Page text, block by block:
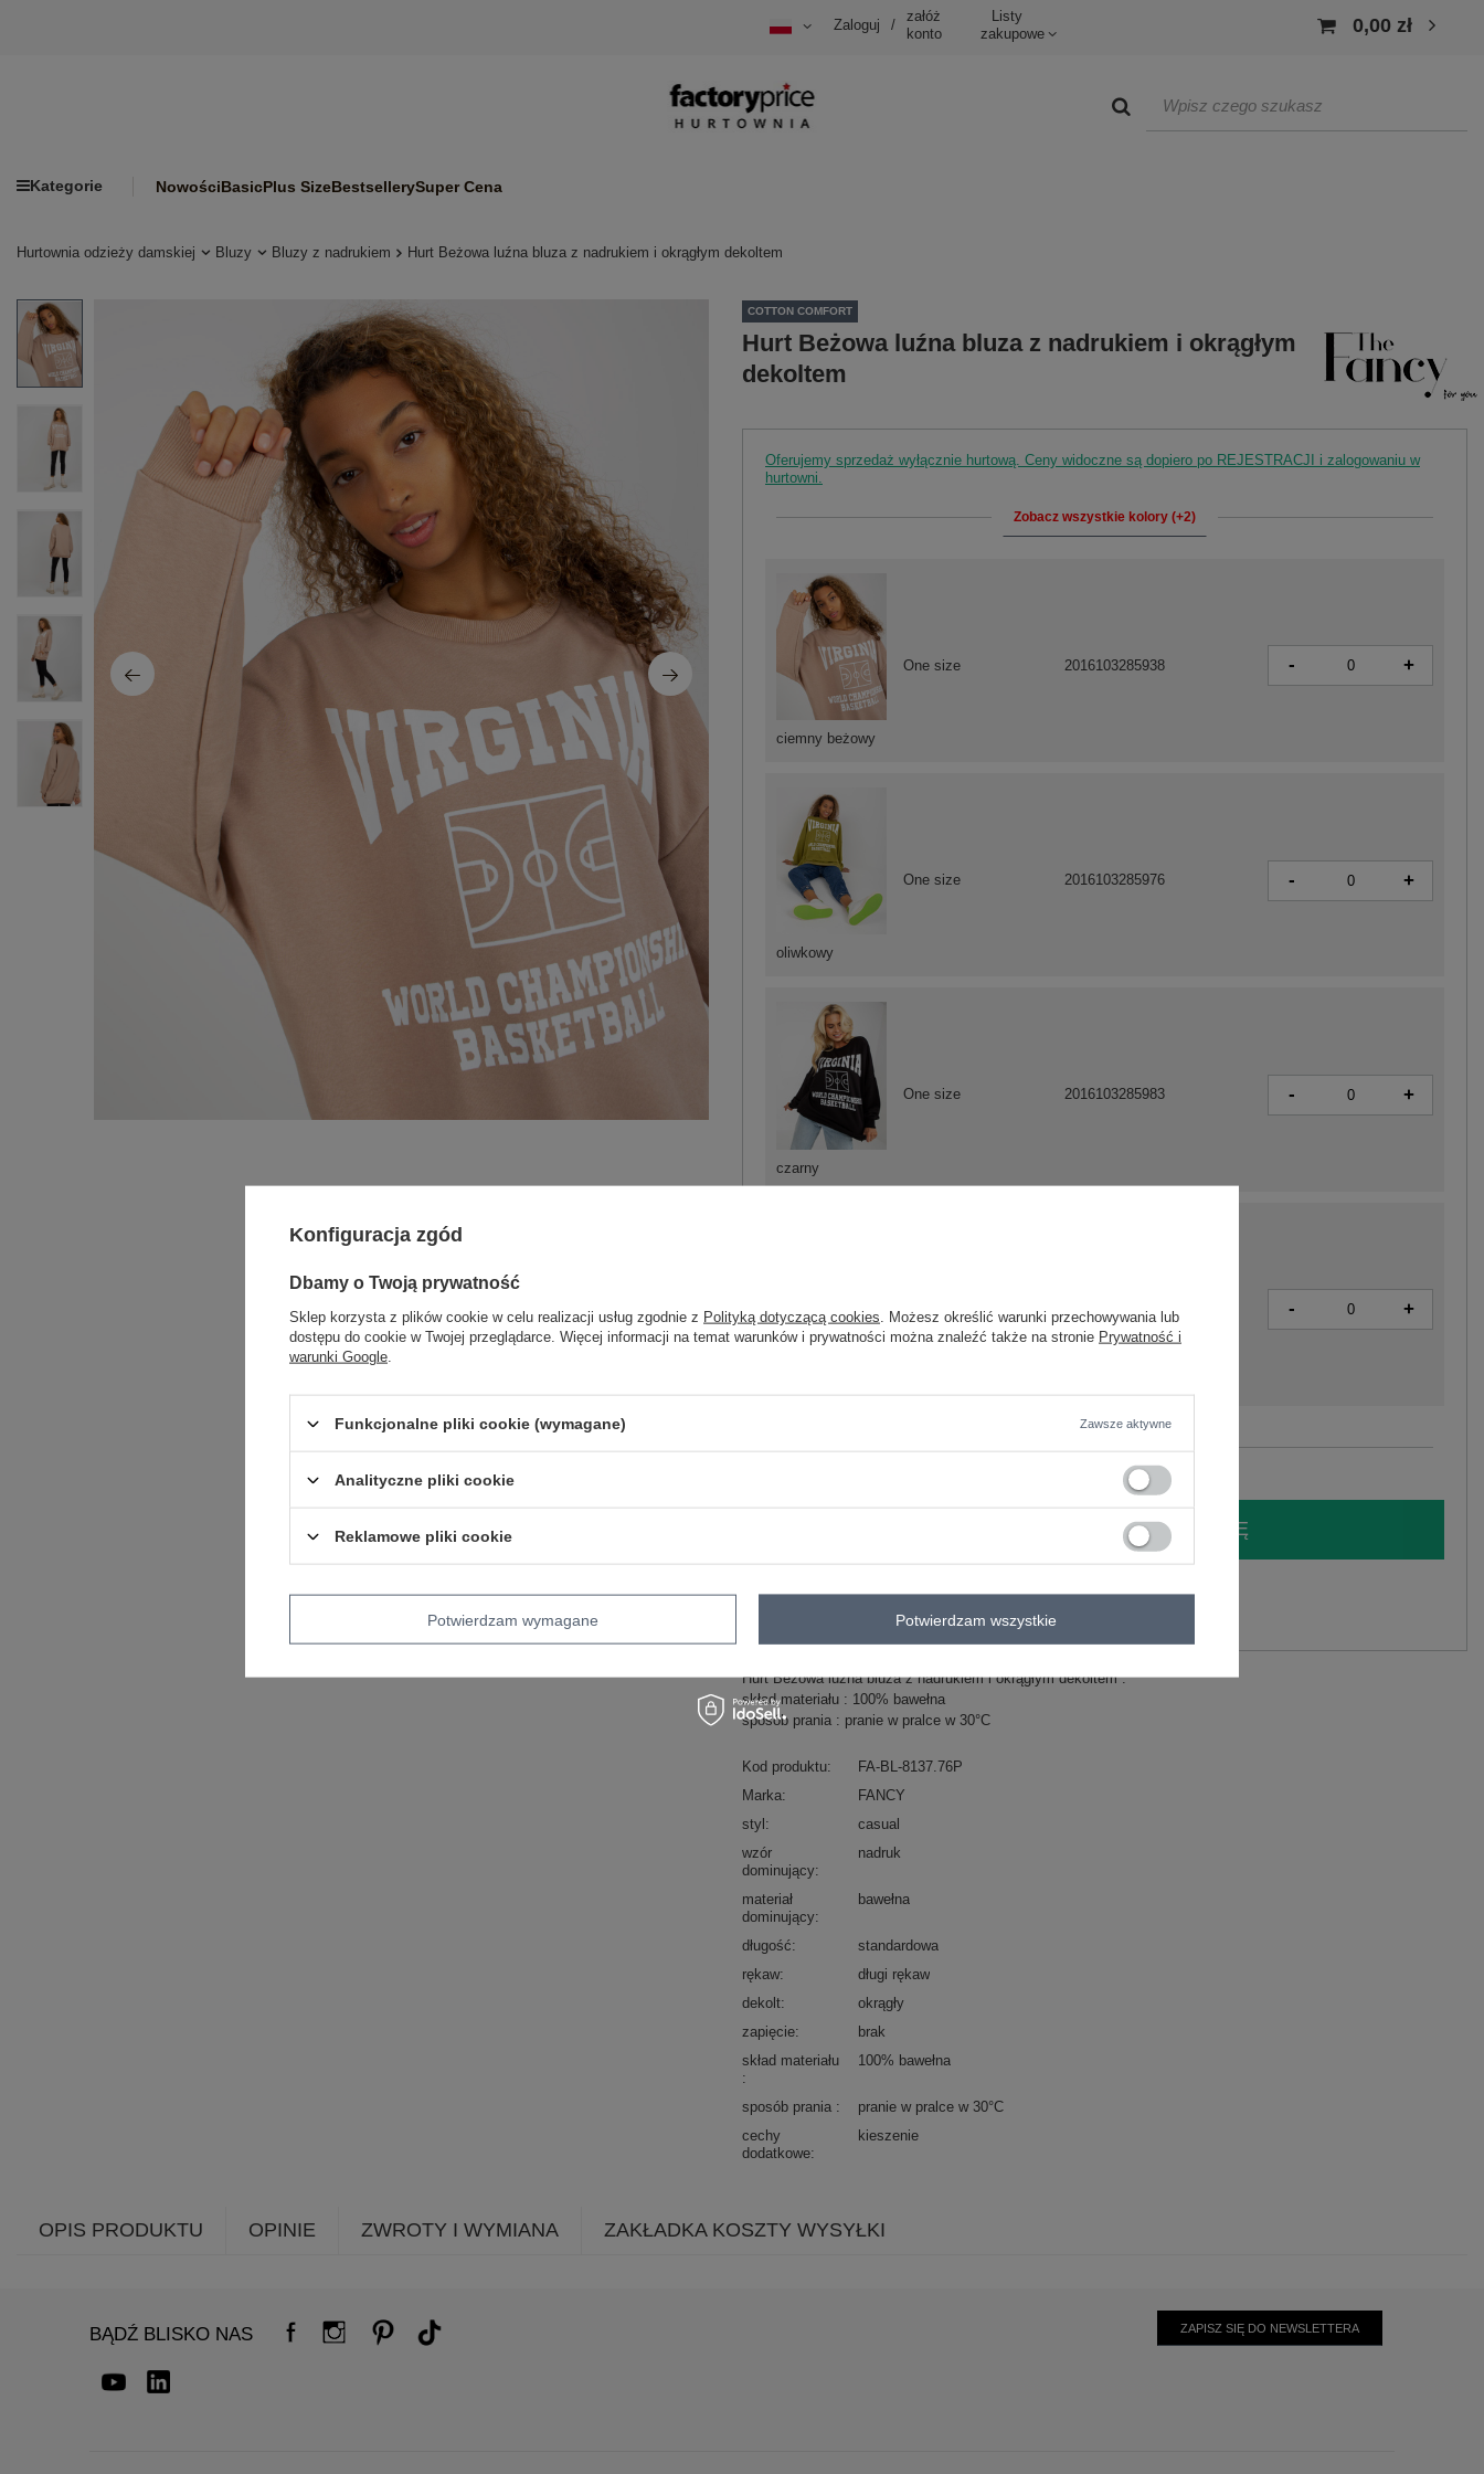
Zaloguj /
załóż
konto
Listy
zakupowe
0,00 zł
Kategorie NowościBasicPlus SizeBestsellerySuper Cena
Hurtownia odzieży damskiej Bluzy Bluzy z nadrukiem Hurt Beżowa luźna bluza z nadrukiem i okrągłym dekoltem
COTTON COMFORT
Hurt Beżowa luźna bluza z nadrukiem i okrągłym
dekoltem
Oferujemy sprzedaż wyłącznie hurtową. Ceny widoczne są dopiero po REJESTRACJI i zalogowaniu w
hurtowni.
Zobacz wszystkie kolory (+2)
oliwkowy
One size 2016103285976 - +
czarny
One size 2016103285983 - +
One size 2016103288304 - +
ciemny beżowy
One size 2016103285938 - +
ZALOGUJ SIĘ I ZOBACZ CENĘ
+48 601 547 740 Zadaj pytanie
Hurt Beżowa luźna bluza z nadrukiem i okrągłym dekoltem .
skład materiału : 100% bawełna
sposób prania : pranie w pralce w 30°C
Kod produktu
FA-BL-8137.76P
Marka
FANCY
styl
casual
wzór
dominujący
nadruk
materiał
dominujący
bawełna
długość
standardowa
rękaw
długi rękaw
dekolt
okrągły
zapięcie
brak
skład materiału
100% bawełna
sposób prania
pranie w pralce w 30°C
cechy
dodatkowe
kieszenie
OPIS PRODUKTU OPINIE ZWROTY I WYMIANA ZAKŁADKA KOSZTY WYSYŁKI
BĄDŹ BLISKO NAS ZAPISZ SIĘ DO NEWSLETTERA
Konfiguracja zgód
Dbamy o Twoją prywatność
Sklep korzysta z plików cookie w celu realizacji usług zgodnie z Polityką dotyczącą cookies . Możesz określić warunki przechowywania lub
dostępu do cookie w Twojej przeglądarce. Więcej informacji na temat warunków i prywatności można znaleźć także na stronie Prywatność i
warunki Google
Funkcjonalne pliki cookie (wymagane) Zawsze aktywne
Analityczne pliki cookie
Reklamowe pliki cookie
Potwierdzam wymagane Potwierdzam wszystkie